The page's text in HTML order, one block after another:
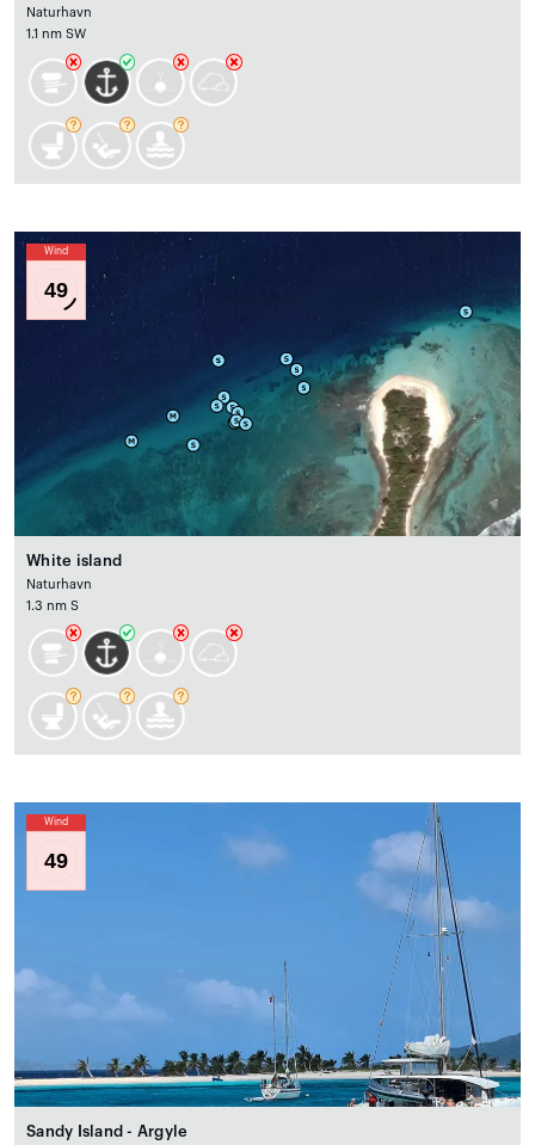
Naturhavn
1.1 nm SW
Wind
49
White island
Naturhavn
1.3 nm S
Wind
49
Sandy Island - Argyle